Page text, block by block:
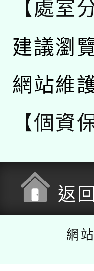
【處室
建議瀏
網站維
【個資
返
網